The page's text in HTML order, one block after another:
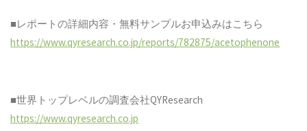
■レポートの詳細内容・無料サンプルお申込みはこちら
https://www.qyresearch.co.jp/reports/782875/acetophenone
■世界トップレベルの調査会社QYResearch
https://www.qyresearch.co.jp